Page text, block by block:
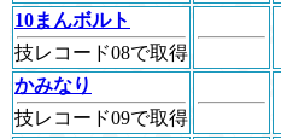
10まんボルト
技レコード08で取得
かみなり
技レコード09で取得